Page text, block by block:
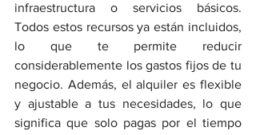
infraestructura o servicios básicos.
Todos estos recursos ya están incluidos,
lo que te permite reducir
considerablemente los gastos fijos de tu
negocio. Además, el alquiler es flexible
y ajustable a tus necesidades, lo que
significa que solo pagas por el tiempo